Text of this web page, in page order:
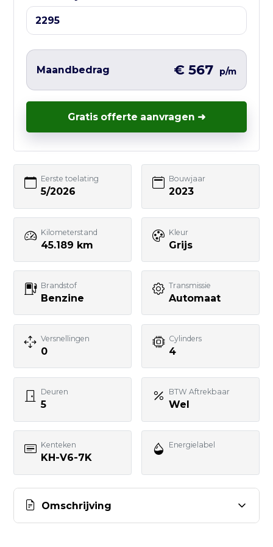
Liever direct contact?
wij nemen zo snel mogelijk contact met
Uw naam
BERICHT VERSTUREN
Maandbedrag € 567 p/m
Gratis offerte aanvragen ➜
Eerste toelating
5/2026
Bouwjaar
2023
Kilometerstand
45.189 km
Kleur
Grijs
Brandstof
Benzine
Transmissie
Automaat
Versnellingen
0
Cylinders
4
Deuren
5
BTW Aftrekbaar
Wel
Kenteken
KH-V6-7K
Energielabel
Omschrijving